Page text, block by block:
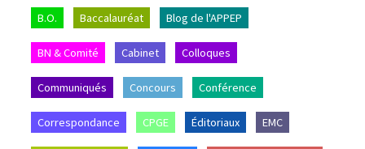
B.O. Baccalauréat Blog de l'APPEP
BN & Comité Cabinet Colloques
Communiqués Concours Conférence
Correspondance CPGE Éditoriaux EMC